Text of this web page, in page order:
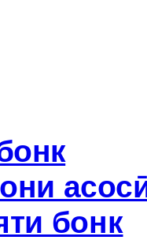
бонк